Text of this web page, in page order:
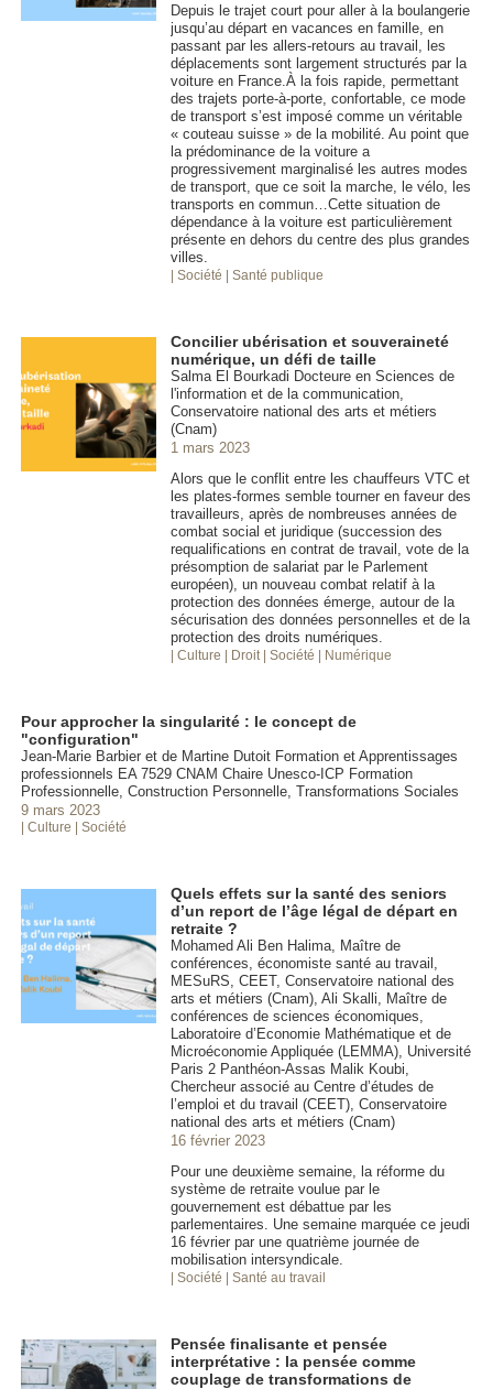
Depuis le trajet court pour aller à la boulangerie
jusqu’au départ en vacances en famille, en
passant par les allers-retours au travail, les
déplacements sont largement structurés par la
voiture en France.À la fois rapide, permettant
des trajets porte-à-porte, confortable, ce mode
de transport s’est imposé comme un véritable
« couteau suisse » de la mobilité. Au point que
la prédominance de la voiture a
progressivement marginalisé les autres modes
de transport, que ce soit la marche, le vélo, les
transports en commun…Cette situation de
dépendance à la voiture est particulièrement
présente en dehors du centre des plus grandes
villes.
| Société | Santé publique
Concilier ubérisation et souveraineté
numérique, un défi de taille
Salma El Bourkadi Docteure en Sciences de
l'information et de la communication,
Conservatoire national des arts et métiers
(Cnam)
1 mars 2023
Alors que le conflit entre les chauffeurs VTC et
les plates-formes semble tourner en faveur des
travailleurs, après de nombreuses années de
combat social et juridique (succession des
requalifications en contrat de travail, vote de la
présomption de salariat par le Parlement
européen), un nouveau combat relatif à la
protection des données émerge, autour de la
sécurisation des données personnelles et de la
protection des droits numériques.
| Culture | Droit | Société | Numérique
Pour approcher la singularité : le concept de
"configuration"
Jean-Marie Barbier et de Martine Dutoit Formation et Apprentissages
professionnels EA 7529 CNAM Chaire Unesco-ICP Formation
Professionnelle, Construction Personnelle, Transformations Sociales
9 mars 2023
| Culture | Société
Quels effets sur la santé des seniors
d’un report de l’âge légal de départ en
retraite ?
Mohamed Ali Ben Halima, Maître de
conférences, économiste santé au travail,
MESuRS, CEET, Conservatoire national des
arts et métiers (Cnam), Ali Skalli, Maître de
conférences de sciences économiques,
Laboratoire d’Economie Mathématique et de
Microéconomie Appliquée (LEMMA), Université
Paris 2 Panthéon-Assas Malik Koubi,
Chercheur associé au Centre d’études de
l’emploi et du travail (CEET), Conservatoire
national des arts et métiers (Cnam)
16 février 2023
Pour une deuxième semaine, la réforme du
système de retraite voulue par le
gouvernement est débattue par les
parlementaires. Une semaine marquée ce jeudi
16 février par une quatrième journée de
mobilisation intersyndicale.
| Société | Santé au travail
Pensée finalisante et pensée
interprétative : la pensée comme
couplage de transformations de